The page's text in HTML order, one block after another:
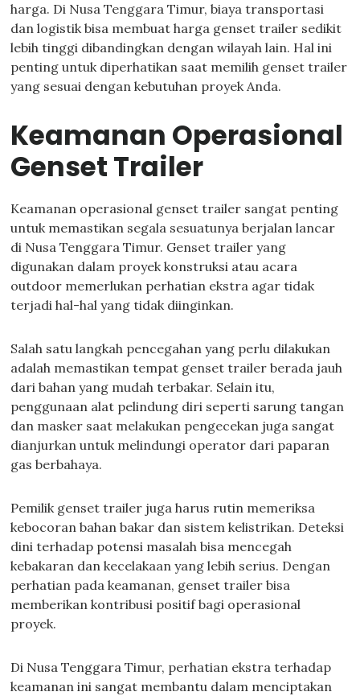
harga. Di Nusa Tenggara Timur, biaya transportasi
dan logistik bisa membuat harga genset trailer sedikit
lebih tinggi dibandingkan dengan wilayah lain. Hal ini
penting untuk diperhatikan saat memilih genset trailer
yang sesuai dengan kebutuhan proyek Anda.
Keamanan Operasional
Genset Trailer
Keamanan operasional genset trailer sangat penting
untuk memastikan segala sesuatunya berjalan lancar
di Nusa Tenggara Timur. Genset trailer yang
digunakan dalam proyek konstruksi atau acara
outdoor memerlukan perhatian ekstra agar tidak
terjadi hal-hal yang tidak diinginkan.
Salah satu langkah pencegahan yang perlu dilakukan
adalah memastikan tempat genset trailer berada jauh
dari bahan yang mudah terbakar. Selain itu,
penggunaan alat pelindung diri seperti sarung tangan
dan masker saat melakukan pengecekan juga sangat
dianjurkan untuk melindungi operator dari paparan
gas berbahaya.
Pemilik genset trailer juga harus rutin memeriksa
kebocoran bahan bakar dan sistem kelistrikan. Deteksi
dini terhadap potensi masalah bisa mencegah
kebakaran dan kecelakaan yang lebih serius. Dengan
perhatian pada keamanan, genset trailer bisa
memberikan kontribusi positif bagi operasional
proyek.
Di Nusa Tenggara Timur, perhatian ekstra terhadap
keamanan ini sangat membantu dalam menciptakan